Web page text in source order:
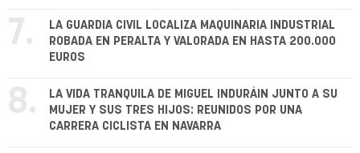
7.
LA GUARDIA CIVIL LOCALIZA MAQUINARIA INDUSTRIAL
ROBADA EN PERALTA Y VALORADA EN HASTA 200.000
EUROS
8.
LA VIDA TRANQUILA DE MIGUEL INDURÁIN JUNTO A SU
MUJER Y SUS TRES HIJOS: REUNIDOS POR UNA
CARRERA CICLISTA EN NAVARRA